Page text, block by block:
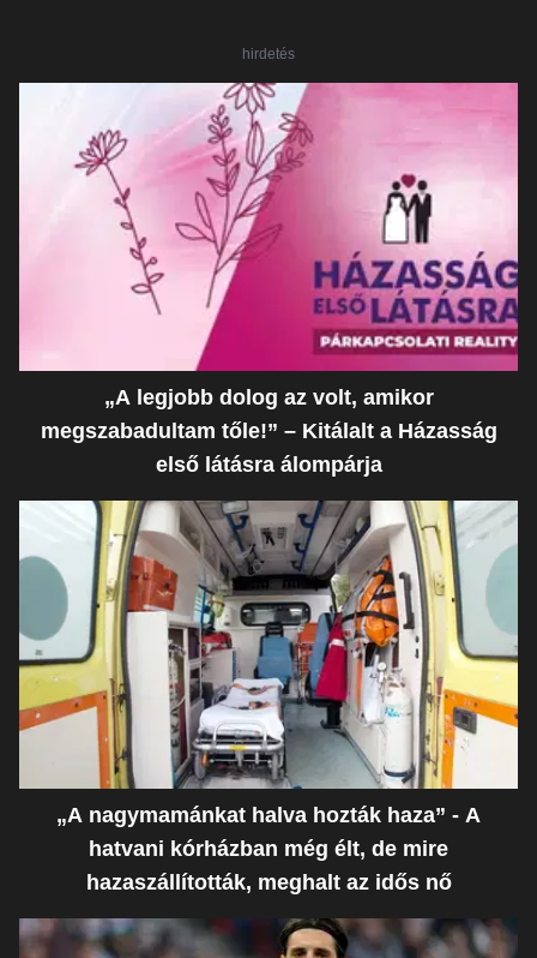
hirdetés
„A legjobb dolog az volt, amikor
megszabadultam tőle!” – Kitálalt a Házasság
első látásra álompárja
„A nagymamánkat halva hozták haza” - A
hatvani kórházban még élt, de mire
hazaszállították, meghalt az idős nő